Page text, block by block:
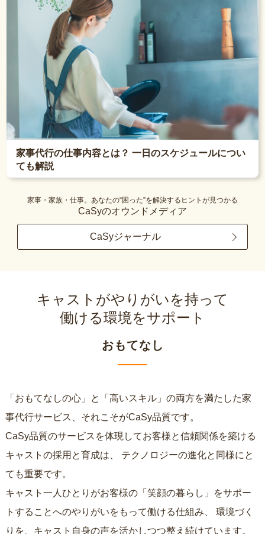
家事代行の仕事内容とは？ 一日のスケジュールについ
ても解説
家事・家族・仕事。あなたの“困った”を解決するヒントが見つかる
CaSyのオウンドメディア
CaSyジャーナル
キャストがやりがいを持って
働ける環境をサポート
おもてなし
「おもてなしの心」と「高いスキル」の両方を満たした家
事代行サービス、それこそがCaSy品質です。
CaSy品質のサービスを体現してお客様と信頼関係を築ける
キャストの採用と育成は、
ても重要です。
キャスト一人ひとりがお客様の「笑顔の暮らし」をサポー
トすることへのやりがいをもって働ける仕組み、
りを、キャスト自身の声を活かしつつ整え続けています。